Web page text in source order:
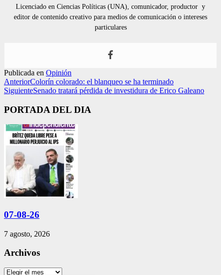
Licenciado en Ciencias Políticas (UNA), comunicador, productor y
editor de contenido creativo para medios de comunicación o intereses
particulares
Publicada en Opinión
AnteriorColorín colorado: el blanqueo se ha terminado
SiguienteSenado tratará pérdida de investidura de Erico Galeano
PORTADA DEL DIA
07-08-26
7 agosto, 2026
Archivos
Archivos